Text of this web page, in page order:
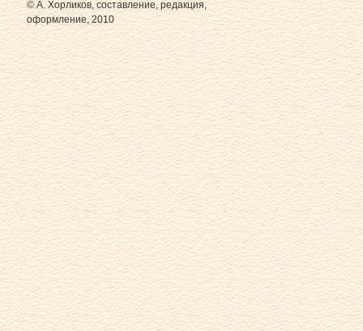
© А. Хорликов, составление, редакция,
оформление, 2010